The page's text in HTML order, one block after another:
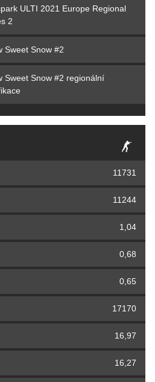
ULTI 2021 Europe Regional
2
Sweet Snow #2
Sweet Snow #2 regionální
11731
11244
1,04
0,68
0,65
17170
16,97
16,27